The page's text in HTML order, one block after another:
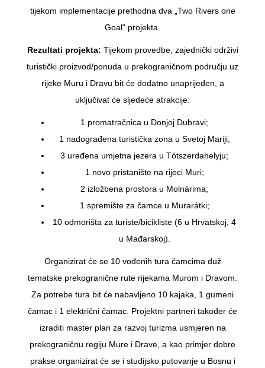
tijekom implementacije prethodna dva „Two Rivers one
Goal“ projekta.
Rezultati projekta: Tijekom provedbe, zajednički održivi
turistički proizvod/ponuda u prekograničnom području uz
rijeke Muru i Dravu bit će dodatno unaprijeđen, a
uključivat će sljedeće atrakcije:
1 promatračnica u Donjoj Dubravi;
1 nadograđena turistička zona u Svetoj Mariji;
3 uređena umjetna jezera u Tótszerdahelyju;
1 novo pristanište na rijeci Muri;
2 izložbena prostora u Molnárima;
1 spremište za čamce u Murarátki;
10 odmorišta za turiste/bicikliste (6 u Hrvatskoj, 4
u Mađarskoj).
Organizirat će se 10 vođenih tura čamcima duž
tematske prekogranične rute rijekama Murom i Dravom.
Za potrebe tura bit će nabavljeno 10 kajaka, 1 gumeni
čamac i 1 električni čamac. Projektni partneri također će
izraditi master plan za razvoj turizma usmjeren na
prekograničnu regiju Mure i Drave, a kao primjer dobre
prakse organizirat će se i studijsko putovanje u Bosnu i